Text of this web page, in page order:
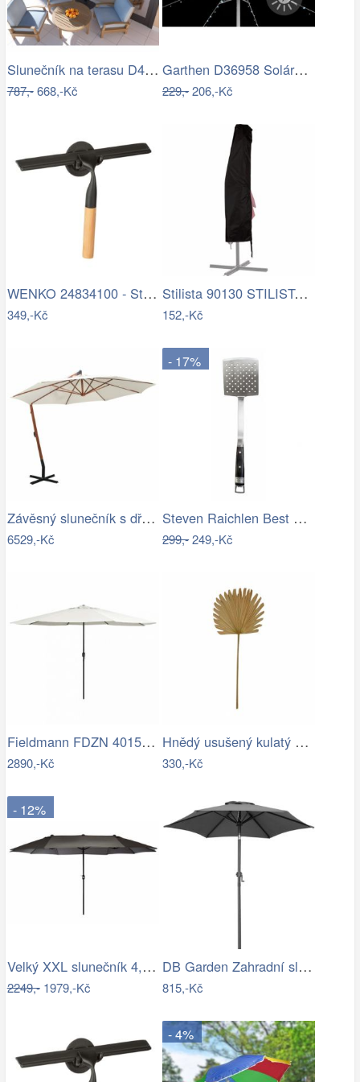
Slunečník na terasu D4163 krémová…
787,-668,-Kč
Garthen D36958 Solární blikající řetěz…
229,-206,-Kč
WENKO 24834100 - Stěrka BAMBUSa 24,5x17…
349,-Kč
Stilista 90130 STILISTA Obal na 350 cm…
152,-Kč
Závěsný slunečník s dřevěnou tyčí Ø 350…
6529,-Kč
- 17%
Steven Raichlen Best of Barbecue…
299,-249,-Kč
Fieldmann FDZN 4015 krémová
2890,-Kč
Hnědý usušený kulatý dekorativní list…
330,-Kč
- 12%
Velký XXL slunečník 4,5 m - antracit,…
2249,-1979,-Kč
DB Garden Zahradní slunečník Diane…
815,-Kč
- 4%